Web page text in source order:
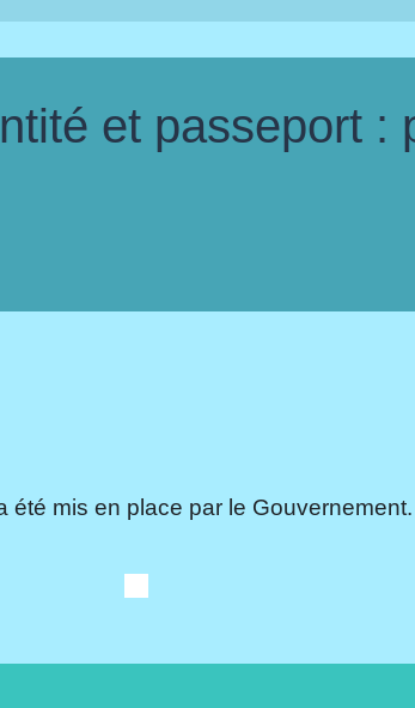
et passeport :
mis en place par le